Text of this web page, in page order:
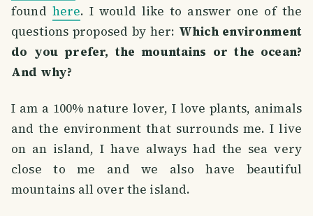
found here. I would like to answer one of the
questions proposed by her: Which environment
do you prefer, the mountains or the ocean?
And why?
I am a 100% nature lover, I love plants, animals
and the environment that surrounds me. I live
on an island, I have always had the sea very
close to me and we also have beautiful
mountains all over the island.